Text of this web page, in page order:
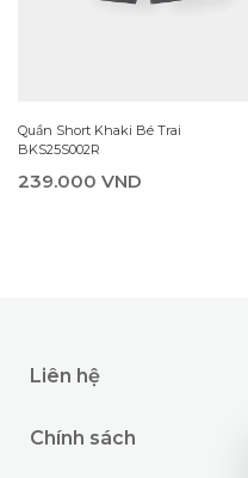
Quần Short Khaki Bé Trai
BKS25S002R
239.000 VND
Liên hệ
Chính sách